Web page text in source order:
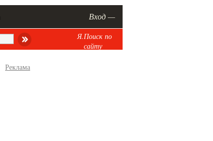
Вход —
Я.Поиск по
сайту
Реклама